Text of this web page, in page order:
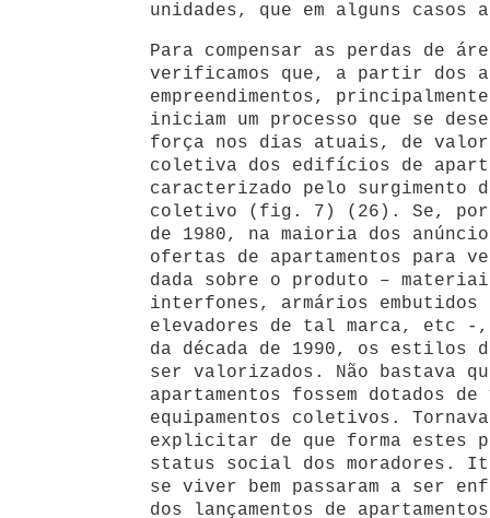
unidades, que em alguns casos
Para compensar as perdas de
verificamos que, a partir dos
empreendimentos,
iniciam um processo que se
força nos dias atuais, de
coletiva dos edifícios de
caracterizado pelo surgimento
coletivo (fig. 7) (26). Se, por
de 1980, na maioria dos
ofertas de apartamentos para
dada sobre o produto –
interfones, armários
elevadores de tal marca, etc -
da década de 1990, os estilos
ser valorizados. Não bastava
apartamentos fossem dotados de
equipamentos coletivos.
explicitar de que forma estes
status social dos moradores.
se viver bem passaram a ser
dos lançamentos de